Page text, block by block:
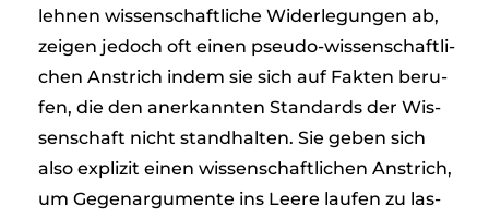
leh­nen wis­sen­schaft­li­che Wider­le­gun­gen ab,
zei­gen jedoch oft einen pseudo-wis­sen­schaft­li­
chen Anstrich indem sie sich auf Fak­ten beru­
fen, die den aner­kann­ten Stan­dards der Wis­
sen­schaft nicht stand­hal­ten. Sie geben sich
also expli­zit einen wis­sen­schaft­li­chen Anstrich,
um Gegen­ar­gu­mente ins Leere lau­fen zu las­